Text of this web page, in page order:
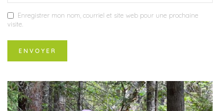
Enregistrer mon nom, courriel et site web pour une prochaine
visite.